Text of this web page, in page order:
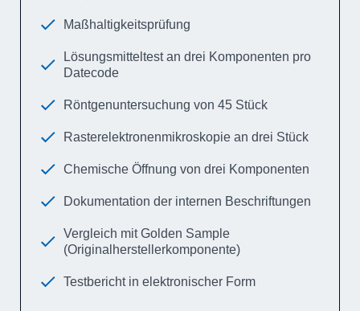
Maßhaltigkeitsprüfung
Lösungsmitteltest an drei Komponenten pro
Datecode
Röntgenuntersuchung von 45 Stück
Rasterelektronenmikroskopie an drei Stück
Chemische Öffnung von drei Komponenten
Dokumentation der internen Beschriftungen
Vergleich mit Golden Sample
(Originalhersteller­komponente)
Testbericht in elektronischer Form